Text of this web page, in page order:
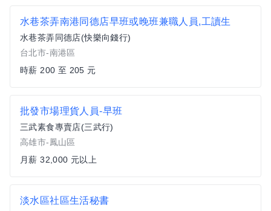
水巷茶弄南港同德店早班或晚班兼職人員,工讀生
水巷茶弄同德店(快樂向錢行)
台北市-南港區
時薪 200 至 205 元
批發市場理貨人員-早班
三武素食專賣店(三武行)
高雄市-鳳山區
月薪 32,000 元以上
淡水區社區生活秘書